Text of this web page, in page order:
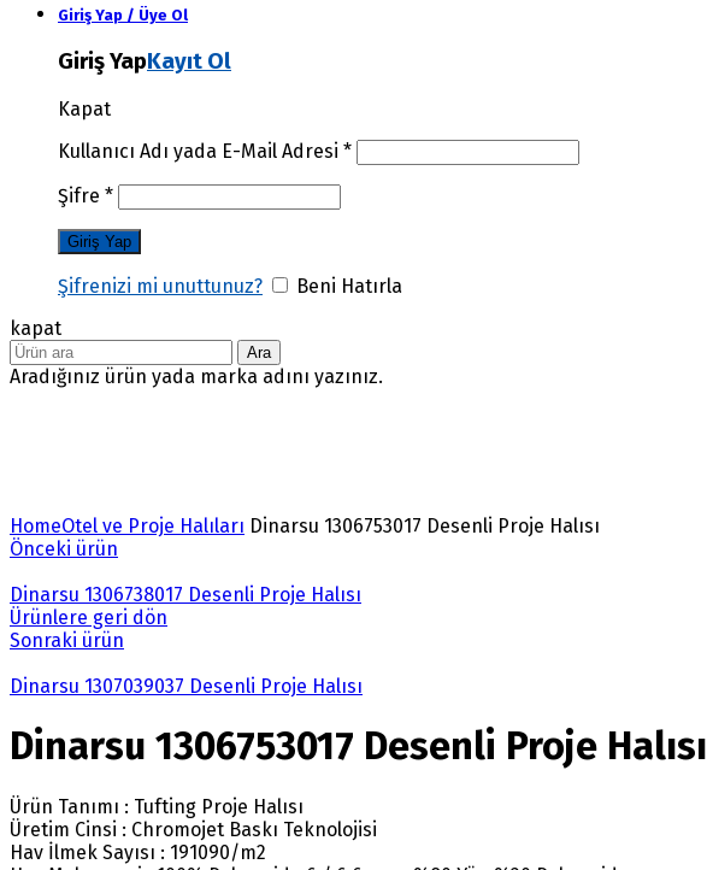
Giriş Yap / Üye Ol
Giriş YapKayıt Ol
Kapat
Kullanıcı Adı yada E-Mail Adresi *
Şifre *
Şifrenizi mi unuttunuz?
Beni Hatırla
kapat
Ara
Aradığınız ürün yada marka adını yazınız.
HomeOtel ve Proje Halıları Dinarsu 1306753017 Desenli Proje Halısı
Önceki ürün
Dinarsu 1306738017 Desenli Proje Halısı
Ürünlere geri dön
Sonraki ürün
Dinarsu 1307039037 Desenli Proje Halısı
Dinarsu 1306753017 Desenli Proje Halısı
Ürün Tanımı : Tufting Proje Halısı
Üretim Cinsi : Chromojet Baskı Teknolojisi
Hav İlmek Sayısı : 191090/m2